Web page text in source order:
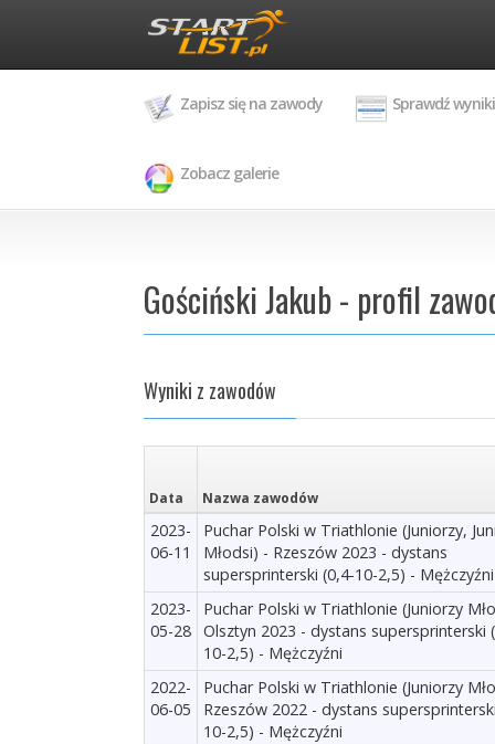
Zapisz się na zawody Sprawdź wyniki
Zobacz galerie
Gościński Jakub - profil
Wyniki z zawodów
Data Nazwa zawodów
2023-
06-11
Puchar Polski w Triathlonie (Juniorzy,
Młodsi) - Rzeszów 2023 - dystans
supersprinterski (0,4-10-2,5) - Mężczyźni
2023-
05-28
Puchar Polski w Triathlonie (Juniorzy
Olsztyn 2023 - dystans supersprinterski
10-2,5) - Mężczyźni
2022-
06-05
Puchar Polski w Triathlonie (Juniorzy
Rzeszów 2022 - dystans
10-2,5) - Mężczyźni